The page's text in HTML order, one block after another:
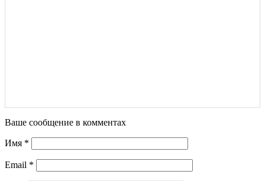
Ваше сообщение в комментах
Имя *
Email *